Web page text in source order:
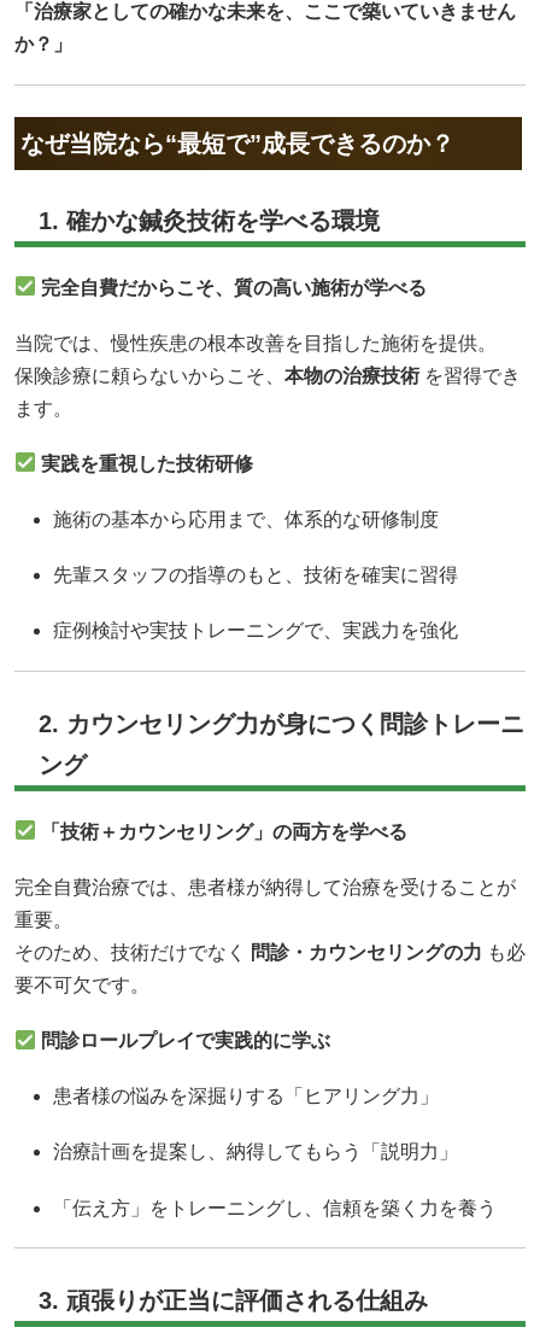
「治療家としての確かな未来を、ここで築いていきません
か？」
なぜ当院なら“最短で”成長できるのか？
1. 確かな鍼灸技術を学べる環境
完全自費だからこそ、質の高い施術が学べる
当院では、慢性疾患の根本改善を目指した施術を提供。
保険診療に頼らないからこそ、 本物の治療技術 を習得でき
ます。
実践を重視した技術研修
施術の基本から応用まで、体系的な研修制度
先輩スタッフの指導のもと、技術を確実に習得
症例検討や実技トレーニングで、実践力を強化
2. カウンセリング力が身につく問診トレーニ
ング
「技術＋カウンセリング」の両方を学べる
完全自費治療では、患者様が納得して治療を受けることが
重要。
そのため、技術だけでなく
問診・カウンセリングの力 も必
要不可欠です。
問診ロールプレイで実践的に学ぶ
患者様の悩みを深掘りする「ヒアリング力」
治療計画を提案し、納得してもらう「説明力」
「伝え方」をトレーニングし、信頼を築く力を養う
3. 頑張りが正当に評価される仕組み